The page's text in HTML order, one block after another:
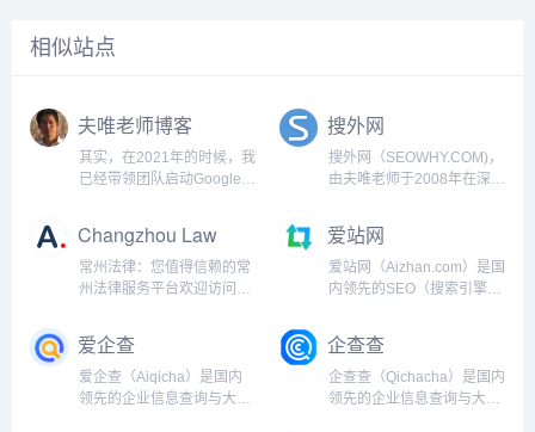
相似站点
夫唯老师博客
其实，在2021年的时候，我
已经带领团队启动Google
突发奇想，如果口罩结束，
岂不是有大量的外国人要来
中国？于是我安排因口罩正
收录很容易，竞争性不强的
长尾词，排名也很容易。谁
知2024年开始还真有大量的
搜外网
搜外网（SEOWHY.COM)，
由夫唯老师于2008年在深圳
已扬帆于Google、抖音、小
红书、阿里巴巴等多维SEO
蓝海。我们不仅是搜索引擎
优化的深耕者，更是数字化
平台策略交织碰撞，为学员
开启通往数字化营销的新纪
元。从精细化的关键词布局
Changzhou Law
常州法律：您值得信赖的常
州法律服务平台欢迎访问常
屈一指的在线法律平台，致
力于为常州地区提供全面的
法律咨询和专业的法律服
务。我们的网站旨在为个人
爱站网
爱站网（Aizhan.com）是国
内领先的SEO（搜索引擎优
长、企业和个人提供全方位
的SEO优化解决方案和数据
分析服务。无论是网站排名
监控、关键词分析，还是网
爱企查
爱企查（Aiqicha）是国内
领先的企业信息查询与大数
企查查
企查查（Qichacha）是国内
领先的企业信息查询与大数